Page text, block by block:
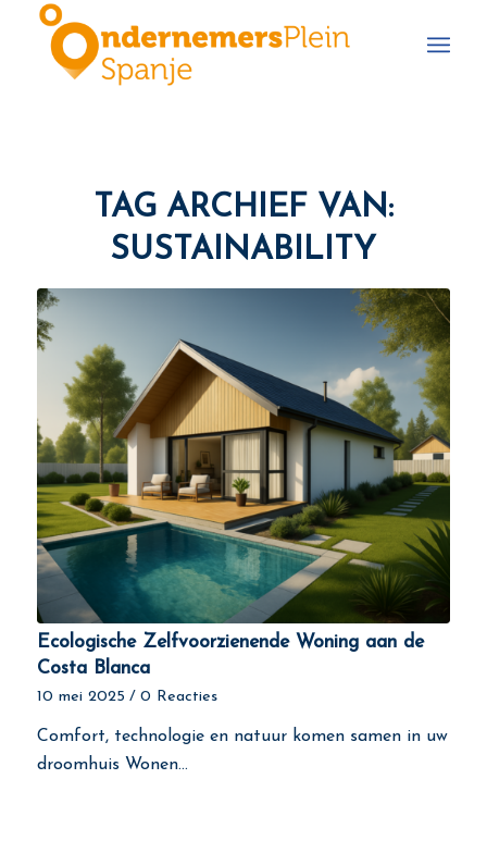
TAG ARCHIEF VAN:
SUSTAINABILITY
Ecologische Zelfvoorzienende Woning aan de
Costa Blanca
10 mei 2025 / 0 Reacties
Comfort, technologie en natuur komen samen in uw
droomhuis Wonen…